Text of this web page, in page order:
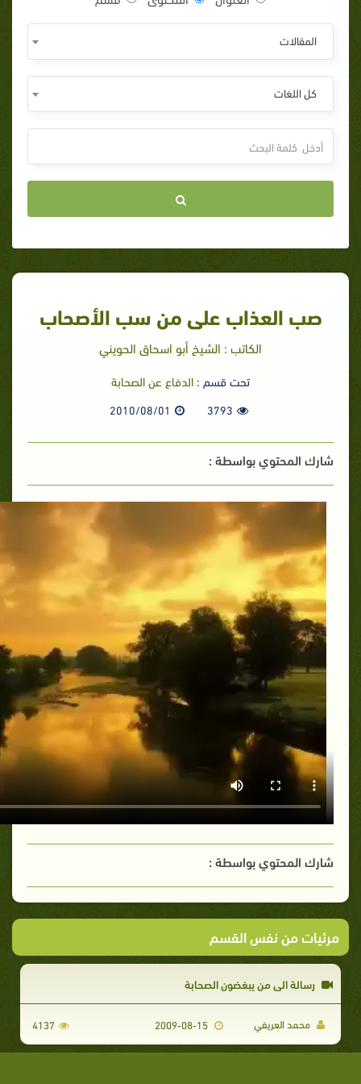
المقالات
كل اللغات
صب العذاب على من سب الأصحاب
الكاتب : الشيخ أبو اسحاق الحويني
تحت قسم : الدفاع عن الصحابة
3793
2010/08/01
شارك المحتوي بواسطة :
شارك المحتوي بواسطة :
مرئيات من نفس القسم
رسالة الي من يبغضون الصحابة
محمد العريفي 2009-08-15
4137